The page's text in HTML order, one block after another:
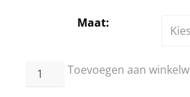
Maat:
RVS
Toevoegen aan